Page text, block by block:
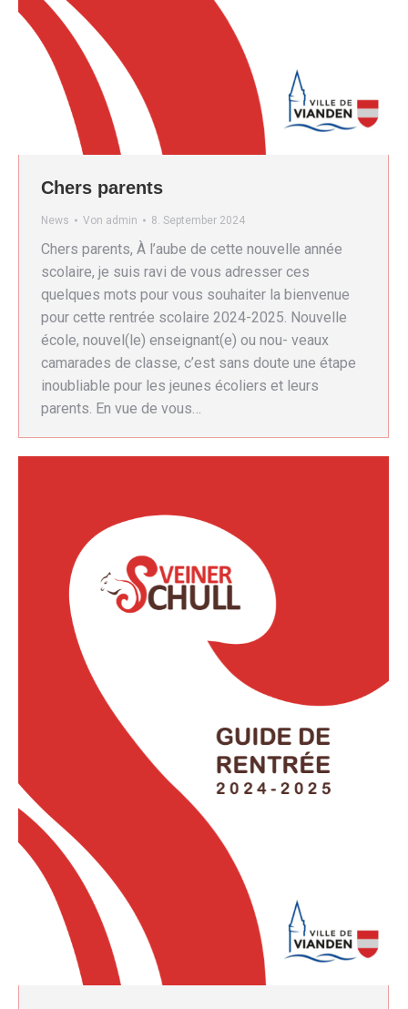
Chers parents
News Von admin 8. September 2024
Chers parents, À l’aube de cette nouvelle année
scolaire, je suis ravi de vous adresser ces
quelques mots pour vous souhaiter la bienvenue
pour cette rentrée scolaire 2024-2025. Nouvelle
école, nouvel(le) enseignant(e) ou nou- veaux
camarades de classe, c’est sans doute une étape
inoubliable pour les jeunes écoliers et leurs
parents. En vue de vous…